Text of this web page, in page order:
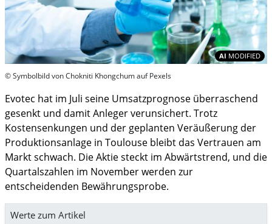
AI MODIFIED
© Symbolbild von Chokniti Khongchum auf Pexels
Evotec hat im Juli seine Umsatzprognose überraschend
gesenkt und damit Anleger verunsichert. Trotz
Kostensenkungen und der geplanten Veräußerung der
Produktionsanlage in Toulouse bleibt das Vertrauen am
Markt schwach. Die Aktie steckt im Abwärtstrend, und die
Quartalszahlen im November werden zur
entscheidenden Bewährungsprobe.
Werte zum Artikel